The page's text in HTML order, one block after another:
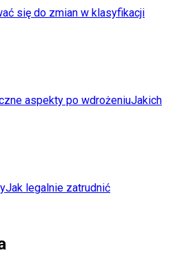
się do zmian w klasyfikacji
aspekty po wdrożeniuJakich
Jak legalnie zatrudnić